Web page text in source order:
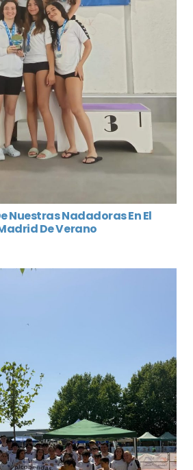
Nuestras Nadadoras En El
De Verano